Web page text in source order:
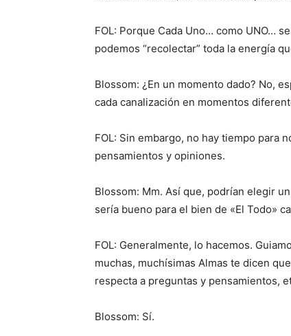
FOL: Porque Cada Uno… como UNO…
podemos “recolectar” toda la energía
Blossom: ¿En un momento dado? No,
cada canalización en momentos
FOL: Sin embargo, no hay tiempo para
pensamientos y opiniones.
Blossom: Mm. Así que, podrían elegir
sería bueno para el bien de «El Todo»
FOL: Generalmente, lo hacemos.
muchas, muchísimas Almas te dicen
respecta a preguntas y pensamientos,
Blossom: Sí.